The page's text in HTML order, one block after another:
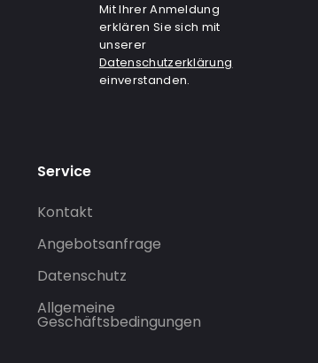
Mit Ihrer Anmeldung
erklären Sie sich mit
unserer
Datenschutzerklärung
einverstanden.
Service
Kontakt
Angebotsanfrage
Datenschutz
Allgemeine
Geschäftsbedingungen